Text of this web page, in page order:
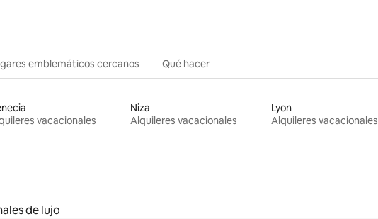
emblemáticos cercanos Qué hacer
vacacionales
Niza
Alquileres vacacionales
Lyon
Alquileres vacacionales
de lujo